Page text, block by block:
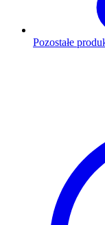
Pozostałe